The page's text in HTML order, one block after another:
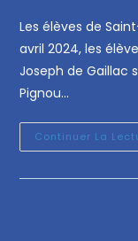
Les élèves de
avril 2024, les
Joseph de Gaillac
Pignou…
Continuer La